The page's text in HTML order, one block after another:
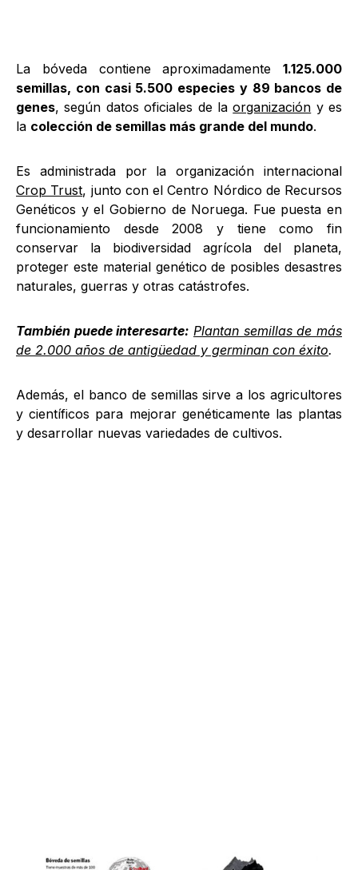
La bóveda contiene aproximadamente 1.125.000
semillas, con casi 5.500 especies y 89 bancos de
genes, según datos oficiales de laorganización y es
la colección de semillas más grande del mundo.
Es administrada por la organización internacional
Crop Trust, junto con el Centro Nórdico de Recursos
Genéticos y el Gobierno de Noruega. Fue puesta en
funcionamiento desde 2008 y tiene como fin
conservar la biodiversidad agrícola del planeta,
proteger este material genético de posibles desastres
naturales, guerras y otras catástrofes.
También puede interesarte: Plantan semillas de más
de 2.000 años de antigüedad y germinan con éxito.
Además, el banco de semillas sirve a los agricultores
y científicos para mejorar genéticamente las plantas
y desarrollar nuevas variedades de cultivos.